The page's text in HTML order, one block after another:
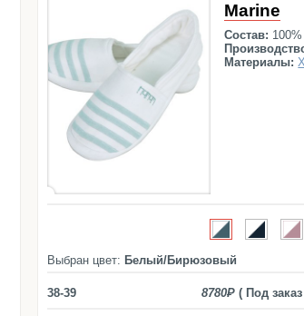
Marine
Состав:
Материалы:
Выбран цвет: Белый/Бирюзовый
38-39 8780 ( Под заказ